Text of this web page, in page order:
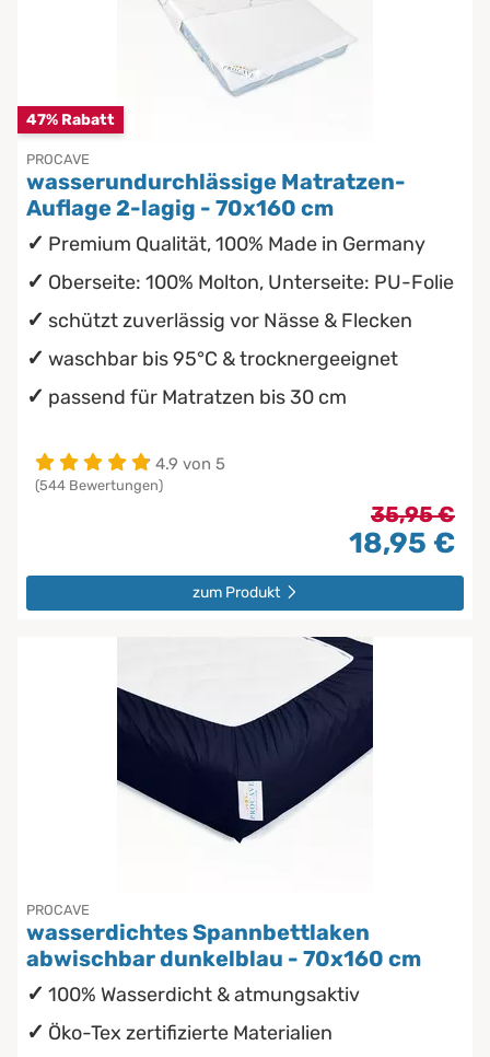
47% Rabatt
PROCAVE
wasserundurchlässige Matratzen-
Auflage 2-lagig - 70x160 cm
Premium Qualität, 100% Made in Germany
Oberseite: 100% Molton, Unterseite: PU-Folie
schützt zuverlässig vor Nässe & Flecken
waschbar bis 95°C & trocknergeeignet
passend für Matratzen bis 30 cm
4.9 von 5
(544 Bewertungen)
35,95 €
18,95 €
zum Produkt
PROCAVE
wasserdichtes Spannbettlaken
abwischbar dunkelblau - 70x160 cm
100% Wasserdicht & atmungsaktiv
Öko-Tex zertifizierte Materialien
wasserdichte Matratzenschoner
Antidekubitusmatratzen
Pflegematratzen
Matratzen nach Maß
Chinesische Organuhr
Die beste Schlafposition finden
Die richtige Matratze kaufen